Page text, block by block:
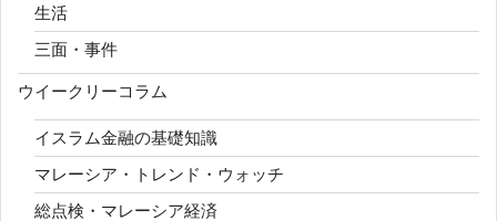
生活
三面・事件
ウイークリーコラム
イスラム金融の基礎知識
マレーシア・トレンド・ウォッチ
総点検・マレーシア経済